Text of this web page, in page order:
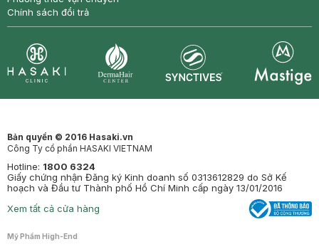
Chính sách đổi trả
Bản quyền © 2016 Hasaki.vn
Công Ty cổ phần HASAKI VIETNAM
Hotline: 1800 6324
Giấy chứng nhận Đăng ký Kinh doanh số 0313612829 do Sở Kế
hoạch và Đầu tư Thành phố Hồ Chí Minh cấp ngày 13/01/2016
Xem tất cả cửa hàng
Mỹ Phẩm High-End